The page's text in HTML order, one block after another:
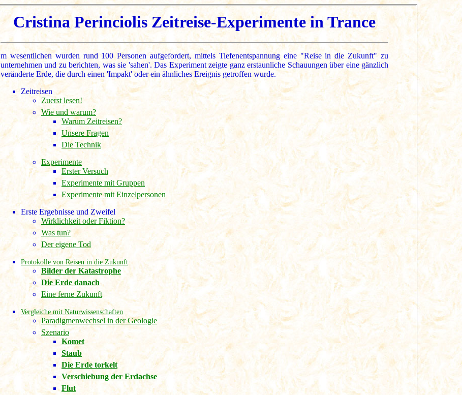
Cristina Perinciolis Zeitreise-Experimente in Trance
m wesentlichen wurden rund 100 Personen aufgefordert, mittels Tiefenentspannung eine "Reise in die Zukunft" zu
unternehmen und zu berichten, was sie 'sahen'. Das Experiment zeigte ganz erstaunliche Schauungen über eine gänzlich
veränderte Erde, die durch einen 'Impakt' oder ein ähnliches Ereignis getroffen wurde.
Zeitreisen
Zuerst lesen!
Wie und warum?
Warum Zeitreisen?
Unsere Fragen
Die Technik
Experimente
Erster Versuch
Experimente mit Gruppen
Experimente mit Einzelpersonen
Erste Ergebnisse und Zweifel
Wirklichkeit oder Fiktion?
Was tun?
Der eigene Tod
Protokolle von Reisen in die Zukunft
Bilder der Katastrophe
Die Erde danach
Eine ferne Zukunft
Vergleiche mit Naturwissenschaften
Paradigmenwechsel in der Geologie
Szenario
Komet
Staub
Die Erde torkelt
Verschiebung der Erdachse
Flut